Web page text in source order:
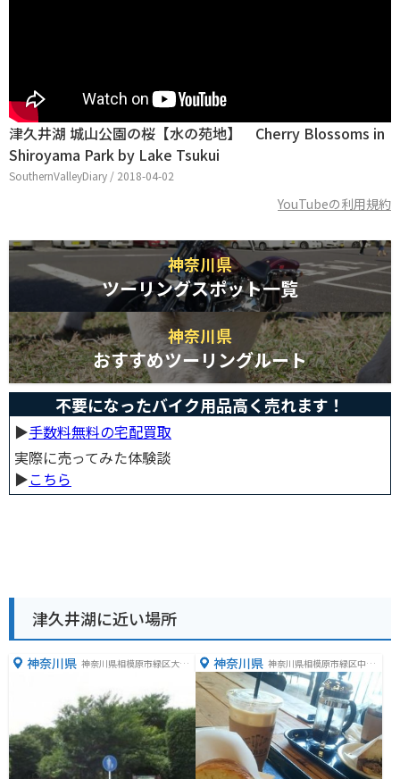
津久井湖 城山公園の桜【水の苑地】 Cherry Blossoms in
Shiroyama Park by Lake Tsukui
SouthernValleyDiary / 2018-04-02
YouTubeの利用規約
神奈川県
ツーリングスポット一覧
神奈川県
おすすめツーリングルート
不要になったバイク用品高く売れます！
▶︎手数料無料の宅配買取
実際に売ってみた体験談
▶︎こちら
津久井湖に近い場所
神奈川県 神奈川県相模原市緑区大島
神奈川県 神奈川県相模原市緑区中野
１８９０−１